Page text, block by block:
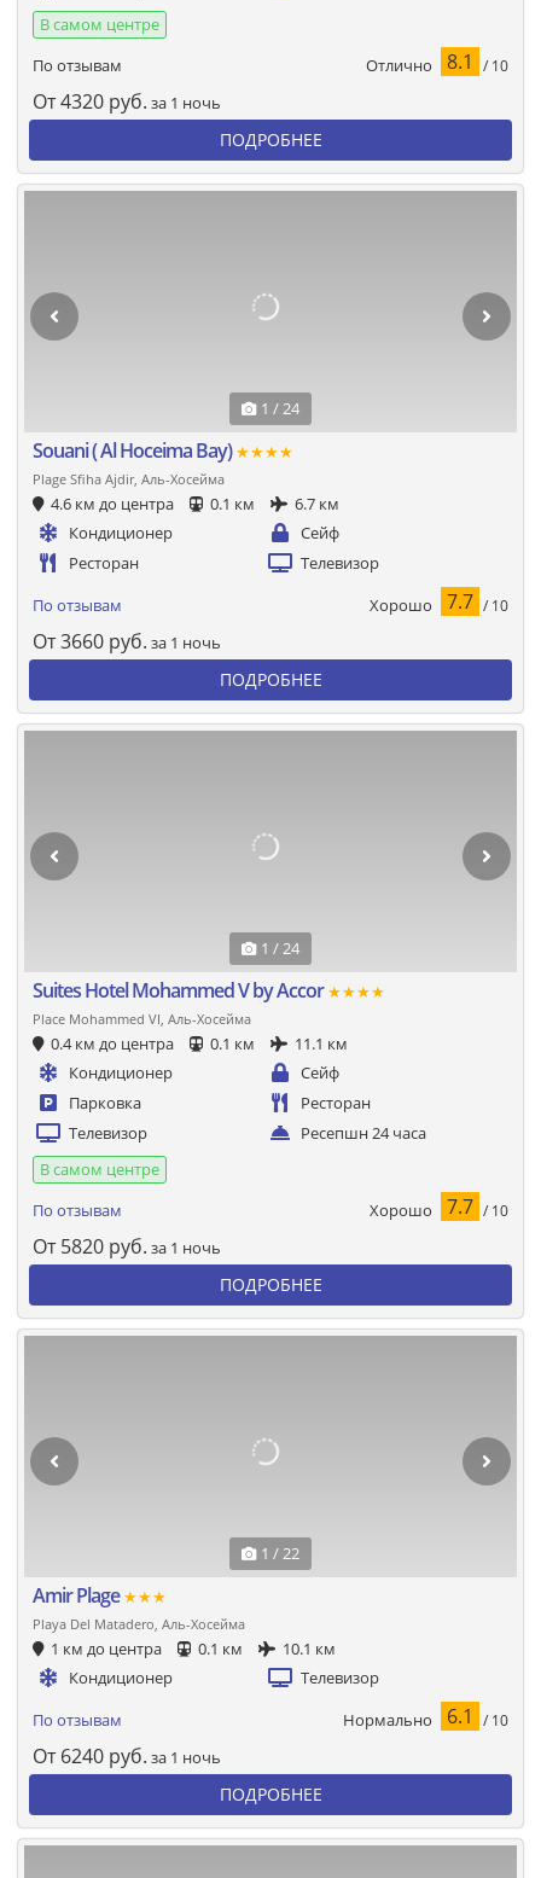
В самом центре
По отзывам
Отлично 8.1 / 10
От4320 руб. за 1 ночь
ПОДРОБНЕЕ
1 / 24
Souani ( Al Hoceima Bay)★★★★
Plage Sfiha Ajdir, Аль-Хосейма
4.6 км до центра 0.1 км
6.7 км
Кондиционер
Сейф
Ресторан
Телевизор
По отзывам Хорошо 7.7 / 10
От3660 руб. за 1 ночь
ПОДРОБНЕЕ
1 / 24
Suites Hotel Mohammed V by Accor★★★★
Place Mohammed VI, Аль-Хосейма
0.4 км до центра 0.1 км
11.1 км
Кондиционер
Сейф
Парковка
Ресторан
Телевизор
Ресепшн 24 часа
В самом центре
По отзывам
Хорошо 7.7 / 10
От 5820 руб. за 1 ночь
ПОДРОБНЕЕ
1 / 22
Amir Plage★★★
Playa Del Matadero, Аль-Хосейма
1 км до центра 0.1 км
10.1 км
Кондиционер
Телевизор
По отзывам Нормально 6.1 / 10
От 6240 руб. за 1 ночь
ПОДРОБНЕЕ